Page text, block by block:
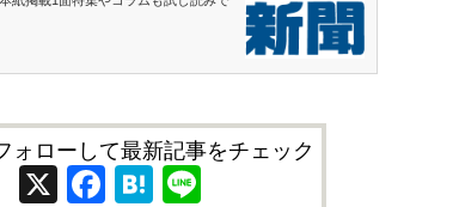
ォローして最新記事をチェック
X Facebook
Hatena